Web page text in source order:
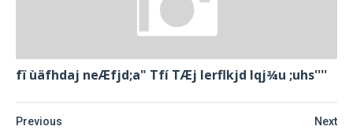
fï ùäfhdaj neÆfjd;a" Tfí TÆj lerflkjd Iqj¾u ;uhs''''
Next
Previous